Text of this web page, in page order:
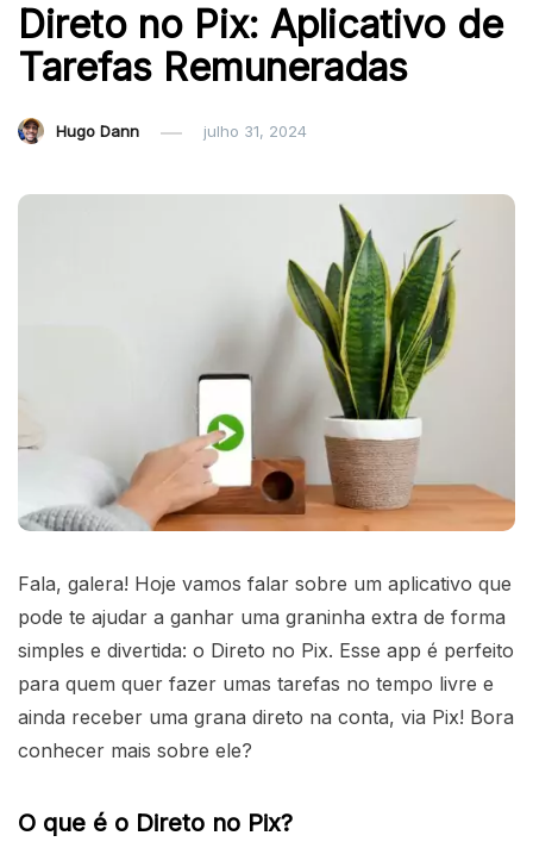
Direto no Pix: Aplicativo de
Tarefas Remuneradas
Hugo Dann julho 31, 2024
Fala, galera! Hoje vamos falar sobre um aplicativo que
pode te ajudar a ganhar uma graninha extra de forma
simples e divertida: o Direto no Pix. Esse app é perfeito
para quem quer fazer umas tarefas no tempo livre e
ainda receber uma grana direto na conta, via Pix! Bora
conhecer mais sobre ele?
O que é o Direto no Pix?